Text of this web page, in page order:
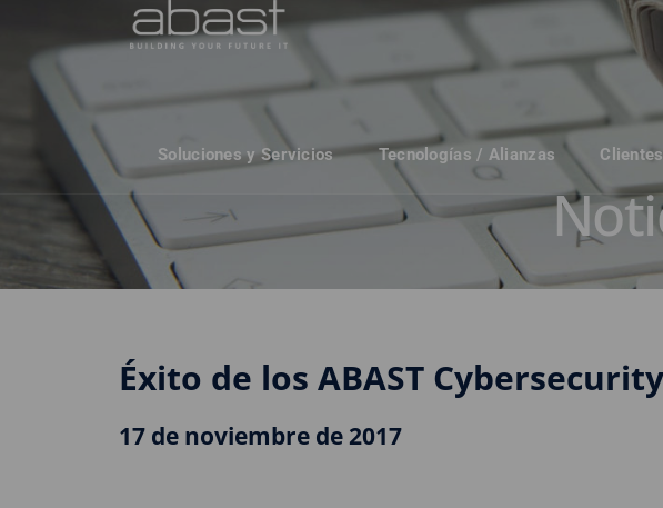
Soluciones y Servicios Tecnologías / Alianzas Clientes
Éxito de los ABAST
17 de noviembre de 2017